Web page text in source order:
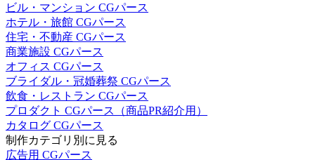
ビル・マンション CGパース
ホテル・旅館 CGパース
住宅・不動産 CGパース
商業施設 CGパース
オフィス CGパース
ブライダル・冠婚葬祭 CGパース
飲食・レストラン CGパース
プロダクト CGパース（商品PR紹介用）
カタログ CGパース
制作カテゴリ別に見る
広告用 CGパース